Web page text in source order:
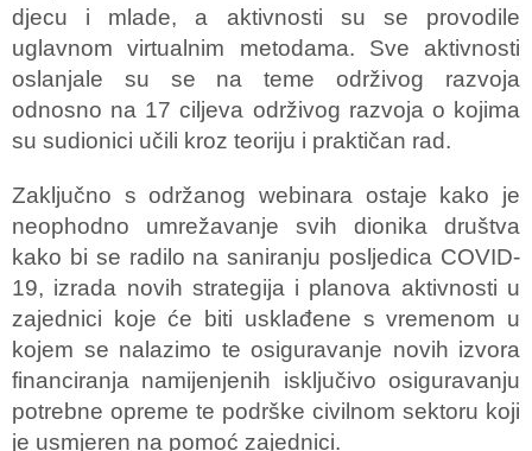
djecu i mlade, a aktivnosti su se provodile
uglavnom virtualnim metodama. Sve aktivnosti
oslanjale su se na teme održivog razvoja
odnosno na 17 ciljeva održivog razvoja o kojima
su sudionici učili kroz teoriju i praktičan rad.
Zaključno s održanog webinara ostaje kako je
neophodno umrežavanje svih dionika društva
kako bi se radilo na saniranju posljedica COVID-
19, izrada novih strategija i planova aktivnosti u
zajednici koje će biti usklađene s vremenom u
kojem se nalazimo te osiguravanje novih izvora
financiranja namijenjenih isključivo osiguravanju
potrebne opreme te podrške civilnom sektoru koji
je usmjeren na pomoć zajednici.